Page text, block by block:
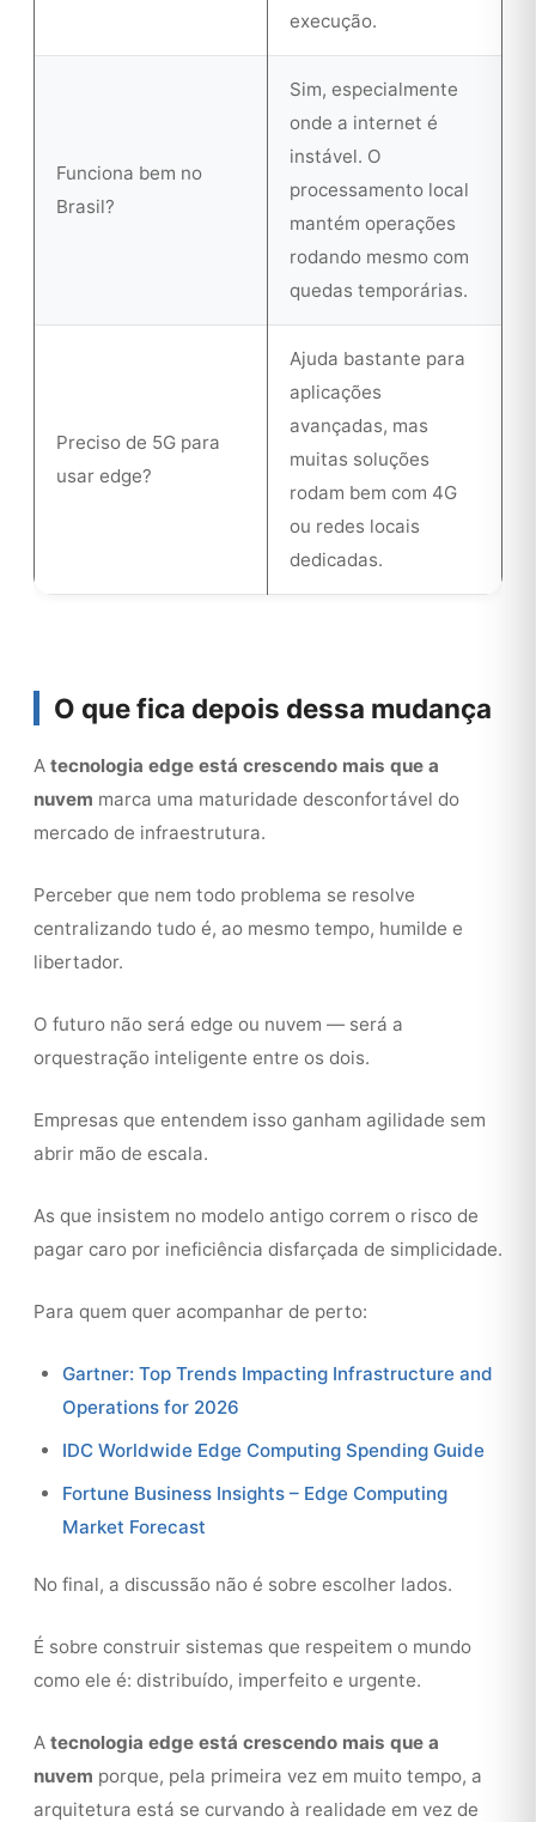
execução.
Funciona bem no
Brasil?
Sim, especialmente
onde a internet é
instável. O
processamento local
mantém operações
rodando mesmo com
quedas temporárias.
Preciso de 5G para
usar edge?
Ajuda bastante para
aplicações
avançadas, mas
muitas soluções
rodam bem com 4G
ou redes locais
dedicadas.
O que fica depois dessa mudança
A tecnologia edge está crescendo mais que a
nuvem marca uma maturidade desconfortável do
mercado de infraestrutura.
Perceber que nem todo problema se resolve
centralizando tudo é, ao mesmo tempo, humilde e
libertador.
O futuro não será edge ou nuvem — será a
orquestração inteligente entre os dois.
Empresas que entendem isso ganham agilidade sem
abrir mão de escala.
As que insistem no modelo antigo correm o risco de
pagar caro por ineficiência disfarçada de simplicidade.
Para quem quer acompanhar de perto:
Gartner: Top Trends Impacting Infrastructure and
Operations for 2026
IDC Worldwide Edge Computing Spending Guide
Fortune Business Insights – Edge Computing
Market Forecast
No final, a discussão não é sobre escolher lados.
É sobre construir sistemas que respeitem o mundo
como ele é: distribuído, imperfeito e urgente.
A tecnologia edge está crescendo mais que a
nuvem porque, pela primeira vez em muito tempo, a
arquitetura está se curvando à realidade em vez de